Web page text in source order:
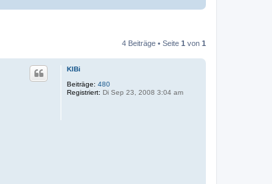
4 Beiträge • Seite 1 von 1
KlBi
Beiträge: 480
Registriert: Di Sep 23, 2008 3:04 am